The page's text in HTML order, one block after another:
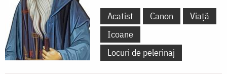
Acatist Canon
Viață
Icoane
Locuri de pelerinaj